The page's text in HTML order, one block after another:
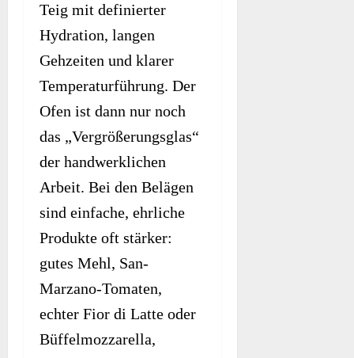
Teig mit definierter
Hydration, langen
Gehzeiten und klarer
Temperaturführung. Der
Ofen ist dann nur noch
das „Vergrößerungsglas“
der handwerklichen
Arbeit. Bei den Belägen
sind einfache, ehrliche
Produkte oft stärker:
gutes Mehl, San-
Marzano-Tomaten,
echter Fior di Latte oder
Büffelmozzarella,